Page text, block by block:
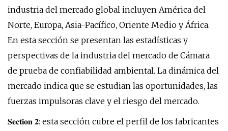
industria del mercado global incluyen América del
Norte, Europa, Asia-Pacífico, Oriente Medio y África.
En esta sección se presentan las estadísticas y
perspectivas de la industria del mercado de Cámara
de prueba de confiabilidad ambiental. La dinámica del
mercado indica que se estudian las oportunidades, las
fuerzas impulsoras clave y el riesgo del mercado.
𝐒𝐞𝐜𝐭𝐢𝐨𝐧 𝟐: esta sección cubre el perfil de los fabricantes